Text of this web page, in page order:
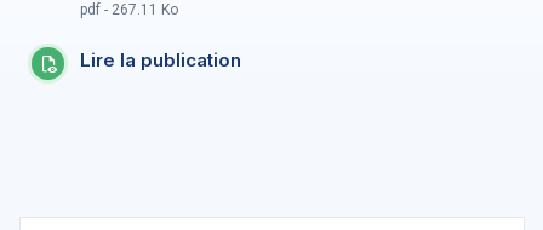
pdf - 267.11 Ko
Lire la publication